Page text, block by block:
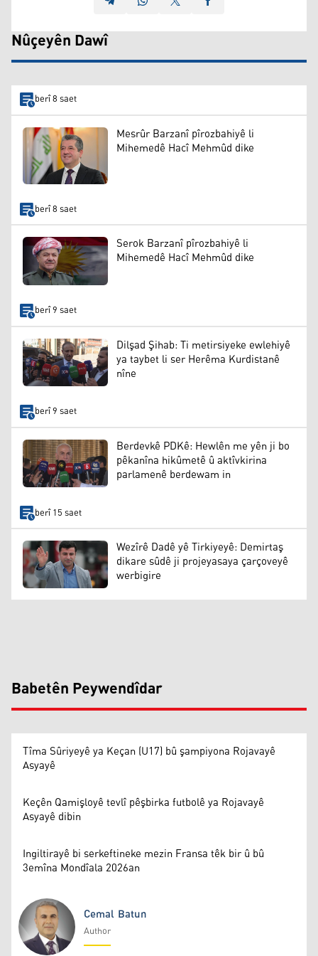
Nûçeyên Dawî
berî 8 saet
Mesrûr Barzanî pîrozbahiyê li
Mihemedê Hacî Mehmûd dike
berî 8 saet
Serok Barzanî pîrozbahiyê li
Mihemedê Hacî Mehmûd dike
berî 9 saet
Dilşad Şihab: Ti metirsiyeke ewlehiyê
ya taybet li ser Herêma Kurdistanê
nîne
berî 9 saet
Berdevkê PDKê: Hewlên me yên ji bo
pêkanîna hikûmetê û aktîvkirina
parlamenê berdewam in
berî 15 saet
Wezîrê Dadê yê Tirkiyeyê: Demirtaş
dikare sûdê ji projeyasaya çarçoveyê
werbigire
Babetên Peywendîdar
Tîma Sûriyeyê ya Keçan (U17) bû şampiyona Rojavayê
Asyayê
Keçên Qamişloyê tevlî pêşbirka futbolê ya Rojavayê
Asyayê dibin
Ingiltirayê bi serkeftineke mezin Fransa têk bir û bû
3emîna Mondîala 2026an
Cemal Batun
Author